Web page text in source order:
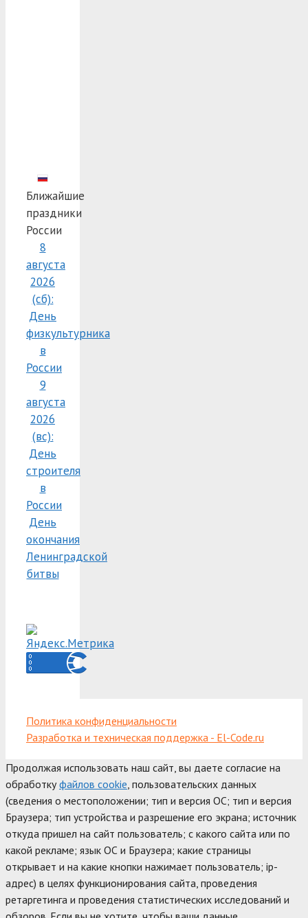
Ближайшие
праздники
России
8
августа
2026
(сб):
День
физкультурника
в
России
9
августа
2026
(вс):
День
строителя
в
России
День
окончания
Ленинградской
битвы
Политика конфиденциальности
Разработка и техническая поддержка - El-Code.ru
Продолжая использовать наш сайт, вы даете согласие на
обработкуфайлов cookie , пользовательских данных
(сведения о местоположении; тип и версия ОС; тип и версия
Браузера; тип устройства и разрешение его экрана; источник
откуда пришел на сайт пользователь; с какого сайта или по
какой рекламе; язык ОС и Браузера; какие страницы
открывает и на какие кнопки нажимает пользователь; ip-
адрес) в целях функционирования сайта, проведения
ретаргетинга и проведения статистических исследований и